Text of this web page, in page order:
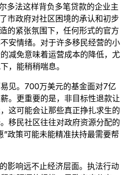
多法这样背负多笔贷款的企业主
市政府对社区困境的承认和初步
的紧张氛围下，任何形式的官方
安情绪。对于许多移民经营的小
减免意味着运营成本的降低，尤
，能稍稍喘息。
见。700万美元的基金面对7亿
。更重要的是，非目标性退款让
这可能会让那些真正挣扎求生的
移民社区往往对政府资源分配的
”政策可能未能精准扶持最需要帮
影响远不止经济层面。执法行动